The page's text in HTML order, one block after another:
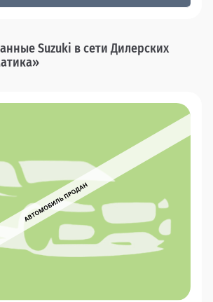
Suzuki в сети Дилерских